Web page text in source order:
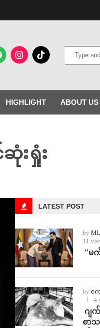
HIGHLIGHT ABOUT US
းရှုံး
LATEST POST
by
11
⁨“
by ကျ
4
ဂ
စာသ